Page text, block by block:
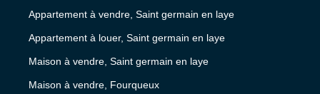
Appartement à vendre, Saint germain en laye
Appartement à louer, Saint germain en laye
Maison à vendre, Saint germain en laye
Maison à vendre, Fourqueux